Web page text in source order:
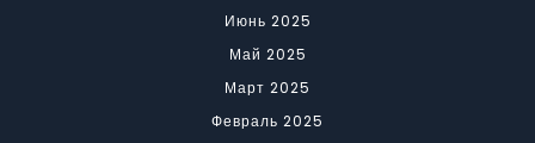
Июнь 2025
Май 2025
Март 2025
Февраль 2025